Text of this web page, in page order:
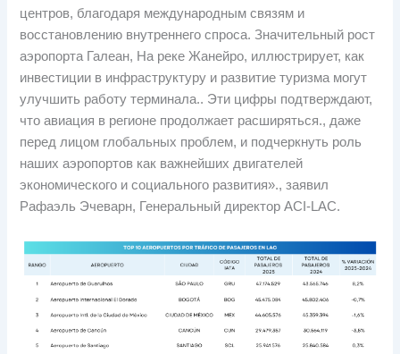
центров, благодаря международным связям и
восстановлению внутреннего спроса. Значительный рост
аэропорта Галеан, На реке Жанейро, иллюстрирует, как
инвестиции в инфраструктуру и развитие туризма могут
улучшить работу терминала.. Эти цифры подтверждают,
что авиация в регионе продолжает расширяться., даже
перед лицом глобальных проблем, и подчеркнуть роль
наших аэропортов как важнейших двигателей
экономического и социального развития»., заявил
Рафаэль Эчеварн, Генеральный директор ACI-LAC.